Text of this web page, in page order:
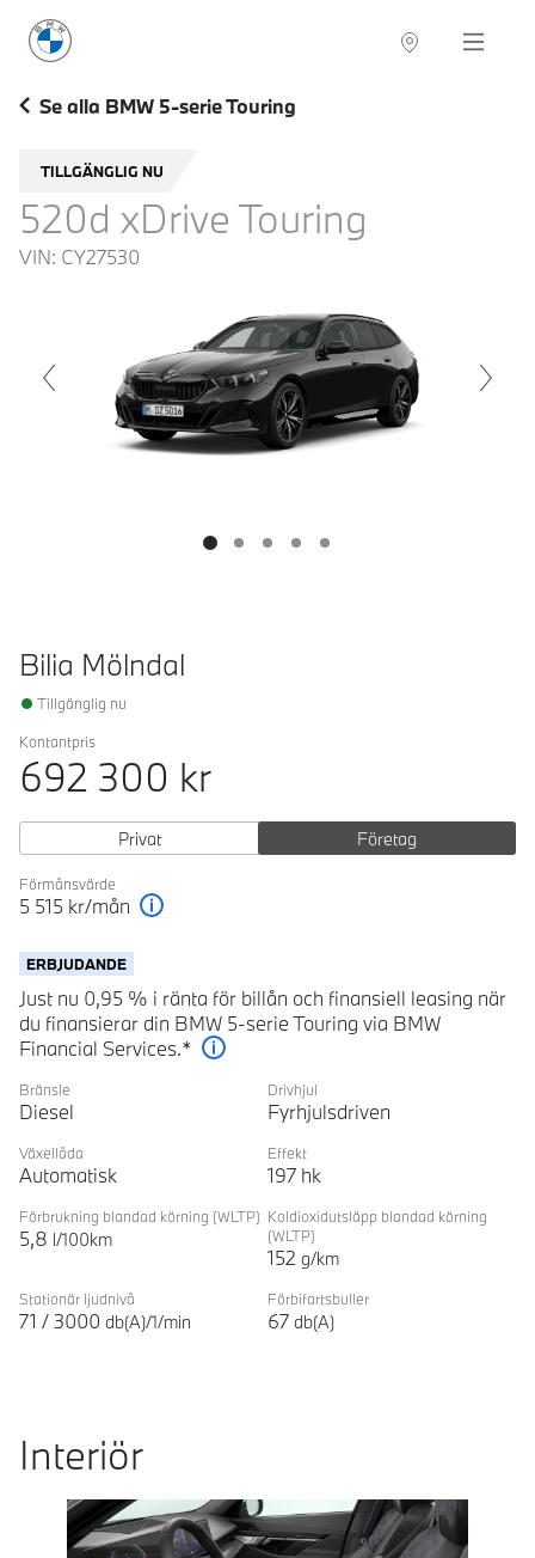
BMW Sverige Navigation
Se alla BMW 5-serie Touring
TILLGÄNGLIG NU
520d xDrive Touring
VIN: CY27530
Bilia Mölndal
Tillgänglig nu
Kontantpris
692 300 kr
Privat Företag
Förmånsvärde
5 515 kr/mån
ERBJUDANDE
Just nu 0,95 % i ränta för billån och finansiell leasing när
du finansierar din BMW 5-serie Touring via BMW
Financial Services.*
Bränsle
Diesel
Drivhjul
Fyrhjulsdriven
Växellåda
Automatisk
Effekt
197 hk
Förbrukning blandad körning (WLTP)
5,8 l/100km
Koldioxidutsläpp blandad körning
(WLTP)
152 g/km
Stationär ljudnivå
71 / 3000 db(A)/1/min
Förbifartsbuller
67 db(A)
Interiör